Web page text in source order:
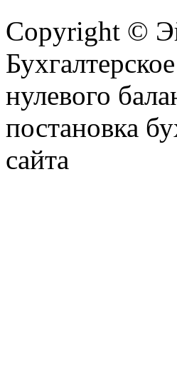
Copyright ©
нулевого
постановка
сайта